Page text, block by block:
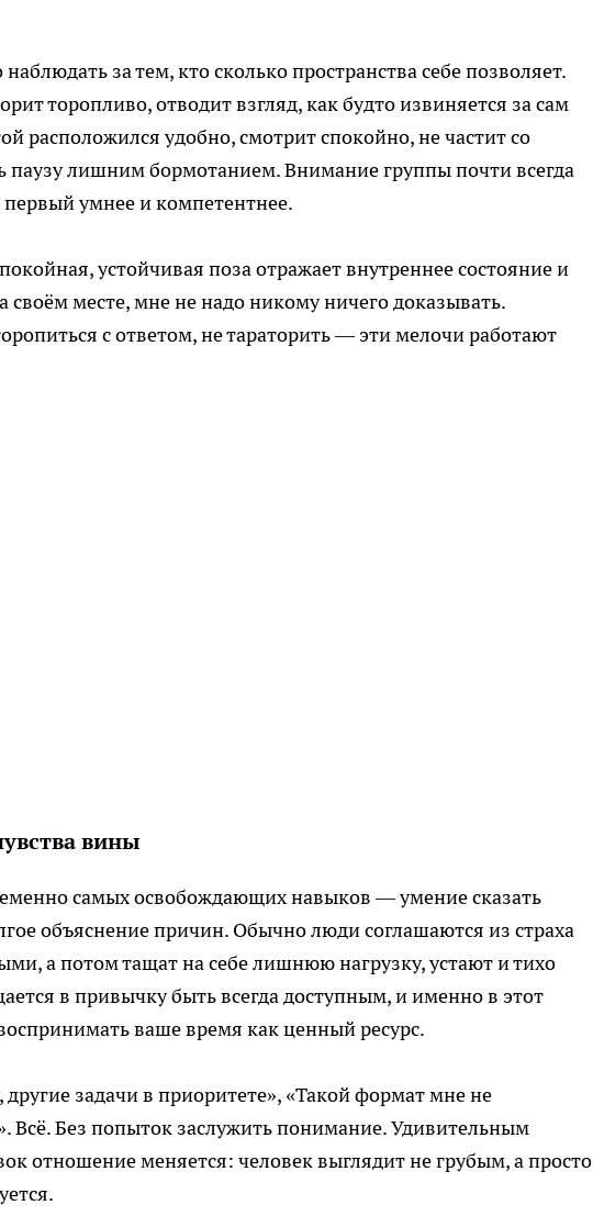
за тем, кто сколько пространства себе позволяет.
торопливо, отводит взгляд, как будто извиняется за сам
расположился удобно, смотрит спокойно, не частит со
паузу лишним бормотанием. Внимание группы почти всегда
умнее и компетентнее.
устойчивая поза отражает внутреннее состояние и
своём месте, мне не надо никому ничего доказывать.
с ответом, не тараторить — эти мелочи работают
вины
самых освобождающих навыков — умение сказать
объяснение причин. Обычно люди соглашаются из страха
а потом тащат на себе лишнюю нагрузку, устают и тихо
в привычку быть всегда доступным, и именно в этот
ваше время как ценный ресурс.
задачи в приоритете», «Такой формат мне не
Всё. Без попыток заслужить понимание. Удивительным
отношение меняется: человек выглядит не грубым, а просто